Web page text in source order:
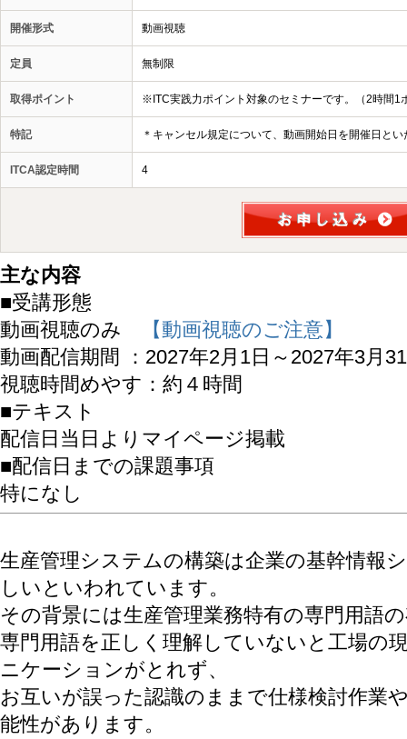
開催形式 動画視聴
定員 無制限
取得ポイント ※ITC実践力ポイント対象のセミナーです。（2時間1
特記 ＊キャンセル規定について、動画開始日を開催日とい
ITCA認定時間 4
主な内容
■受講形態
動画視聴のみ
【動画視聴のご注意】
動画配信期間 ：2027年2月1日～2027年3月
視聴時間めやす：約４時間
■テキスト
配信日当日よりマイページ掲載
■配信日までの課題事項
特になし
生産管理システムの構築は企業の基幹情報
しいといわれています。
その背景には生産管理業務特有の専門用語
専門用語を正しく理解していないと工場の
ニケーションがとれず、
お互いが誤った認識のままで仕様検討作業
能性があります。